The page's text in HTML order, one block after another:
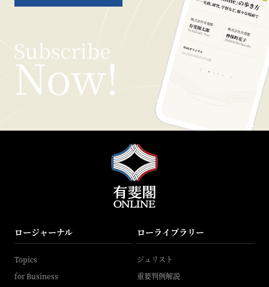
ロージャーナル
Topics
for Business
ローライブラリー
ジュリスト
重要判例解説